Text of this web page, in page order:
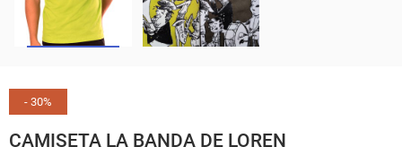
- 30%
CAMISETA LA BANDA DE LOREN